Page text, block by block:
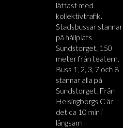
lättast med
kollektivtrafik.
Stadsbussar stannar
på hållplats
Sundstorget, 150
meter från teatern.
Buss 1, 2, 3, 7 och 8
stannar alla på
Sundstorget. Från
Helsingborgs C är
det ca 10 min i
långsam